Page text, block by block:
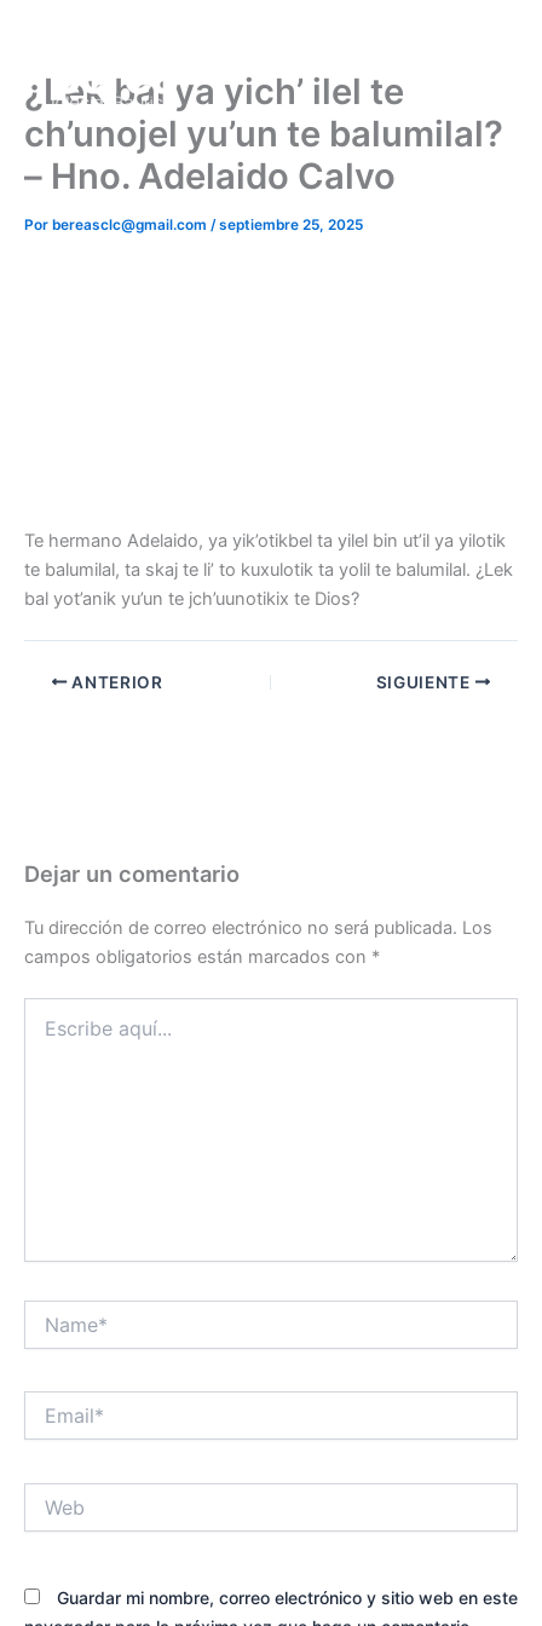
¿Lek bal ya yich’ ilel te
ch’unojel yu’un te balumilal?
– Hno. Adelaido Calvo
Por bereasclc@gmail.com /septiembre 25, 2025
Te hermano Adelaido, ya yik’otikbel ta yilel bin ut’il ya yilotik
te balumilal, ta skaj te li’ to kuxulotik ta yolil te balumilal. ¿Lek
bal yot’anik yu’un te jch’uunotikix te Dios?
ANTERIOR SIGUIENTE
Dejar un comentario
Tu dirección de correo electrónico no será publicada. Los
campos obligatorios están marcados con *
aquí...
Guardar mi nombre, correo electrónico y sitio web en este